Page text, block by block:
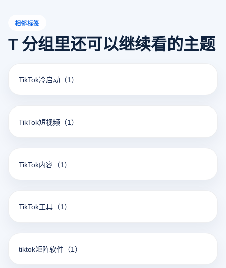
相邻标签
T 分组里还可以继续看的主题
TikTok冷启动 （1）
TikTok短视频 （1）
TikTok内容 （1）
TikTok工具 （1）
tiktok矩阵软件 （1）